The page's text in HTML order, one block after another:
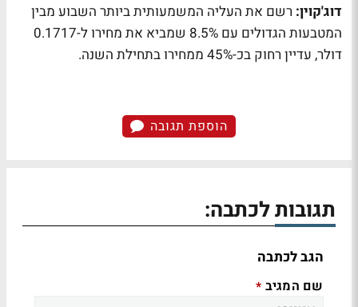
דוג'קוין: רשם את העליה המשמעותית ביותר השבוע מבין
המטבעות הגדולים עם 8.5% שמביא את מחירו ל-0.1717
דולר, עדיין רחוק בכ-45% ממחירו בתחילת השנה.
הוספת תגובה
תגובות לכתבה:
הגב לכתבה
שם המגיב *